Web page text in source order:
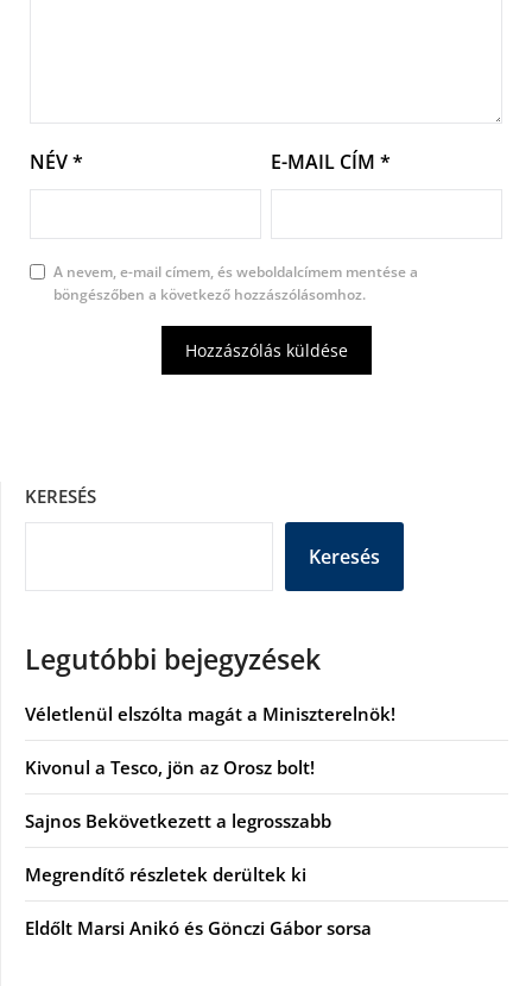
NÉV* E-MAIL CÍM *
A nevem, e-mail címem, és weboldalcímem mentése a
böngészőben a következő hozzászólásomhoz.
KERESÉS
Keresés
Legutóbbi bejegyzések
Véletlenül elszólta magát a Miniszterelnök!
Kivonul a Tesco, jön az Orosz bolt!
Sajnos Bekövetkezett a legrosszabb
Megrendítő részletek derültek ki
Eldőlt Marsi Anikó és Gönczi Gábor sorsa